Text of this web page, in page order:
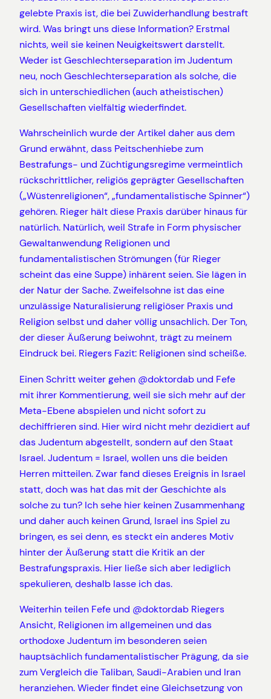
gelebte Praxis ist, die bei Zuwiderhandlung bestraft
wird. Was bringt uns diese Information? Erstmal
nichts, weil sie keinen Neuigkeitswert darstellt.
Weder ist Geschlechterseparation im Judentum
neu, noch Geschlechterseparation als solche, die
sich in unterschiedlichen (auch atheistischen)
Gesellschaften vielfältig wiederfindet.
Wahrscheinlich wurde der Artikel daher aus dem
Grund erwähnt, dass Peitschenhiebe zum
Bestrafungs- und Züchtigungsregime vermeintlich
rückschrittlicher, religiös geprägter Gesellschaften
(„Wüstenreligionen“, „fundamentalistische Spinner“)
gehören. Rieger hält diese Praxis darüber hinaus für
natürlich. Natürlich, weil Strafe in Form physischer
Gewaltanwendung Religionen und
fundamentalistischen Strömungen (für Rieger
scheint das eine Suppe) inhärent seien. Sie lägen in
der Natur der Sache. Zweifelsohne ist das eine
unzulässige Naturalisierung religiöser Praxis und
Religion selbst und daher völlig unsachlich. Der Ton,
der dieser Äußerung beiwohnt, trägt zu meinem
Eindruck bei. Riegers Fazit: Religionen sind scheiße.
Einen Schritt weiter gehen @doktordab und Fefe
mit ihrer Kommentierung, weil sie sich mehr auf der
Meta-Ebene abspielen und nicht sofort zu
dechiffrieren sind. Hier wird nicht mehr dezidiert auf
das Judentum abgestellt, sondern auf den Staat
Israel. Judentum = Israel, wollen uns die beiden
Herren mitteilen. Zwar fand dieses Ereignis in Israel
statt, doch was hat das mit der Geschichte als
solche zu tun? Ich sehe hier keinen Zusammenhang
und daher auch keinen Grund, Israel ins Spiel zu
bringen, es sei denn, es steckt ein anderes Motiv
hinter der Äußerung statt die Kritik an der
Bestrafungspraxis. Hier ließe sich aber lediglich
spekulieren, deshalb lasse ich das.
Weiterhin teilen Fefe und @doktordab Riegers
Ansicht, Religionen im allgemeinen und das
orthodoxe Judentum im besonderen seien
hauptsächlich fundamentalistischer Prägung, da sie
zum Vergleich die Taliban, Saudi-Arabien und Iran
heranziehen. Wieder findet eine Gleichsetzung von